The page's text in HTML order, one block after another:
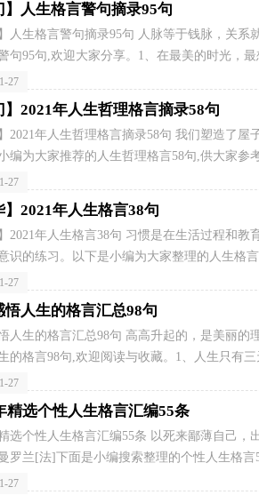
】人生格言警句摘录95句
】人生格言警句摘录95句 人脉等于钱脉，关
句95句,欢迎大家分享。1、在最美的时光，
27
】2021年人生哲理格言摘录58句
】2021年人生哲理格言摘录58句 我们塑造了
编为大家推荐的人生哲理格言58句,供大家参
27
】2021年人生格言38句
】2021年人生格言38句 习惯是在生活过程和
识的练习。以下是小编为大家整理的人生格
27
悟人生的格言汇总98句
人生的格言汇总98句 高高升起的，是美丽
的格言98句,欢迎阅读与收藏。1、人生只有
27
精选个性人生格言汇编55条
选个性人生格言汇编55条 以死来鄙薄自己，
兰[法]下面是小编搜索整理的个性人生格言
27